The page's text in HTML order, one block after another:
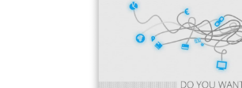
Αγώνες και Αθλήματα